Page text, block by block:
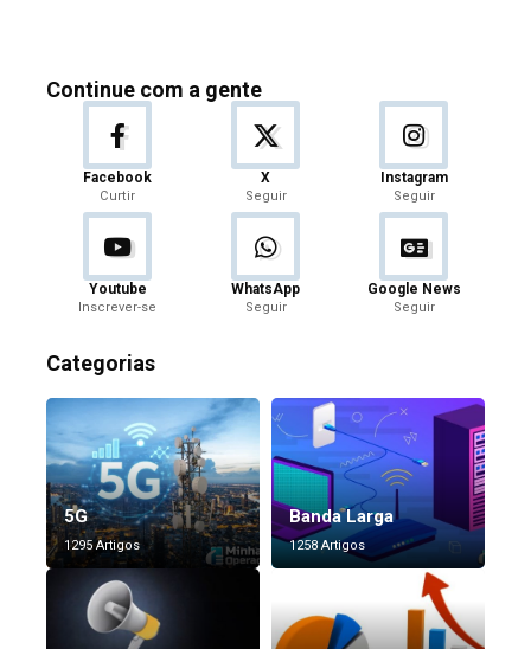
Continue com a gente
Facebook
Curtir
X
Seguir
Instagram
Seguir
Youtube
Inscrever-se
WhatsApp
Seguir
Google News
Seguir
Categorias
5G
1295 Artigos
Banda Larga
1258 Artigos